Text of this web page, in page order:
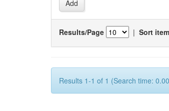
Results/Page | Sort
Results 1-1 of 1 (Search time: